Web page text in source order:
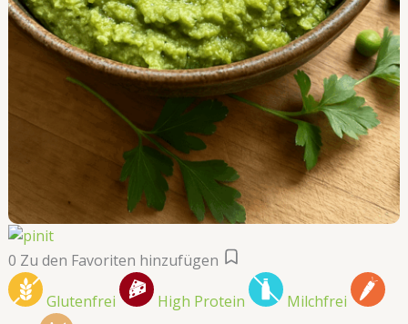
0 Zu den Favoriten hinzufügen
Glutenfrei High Protein Milchfrei